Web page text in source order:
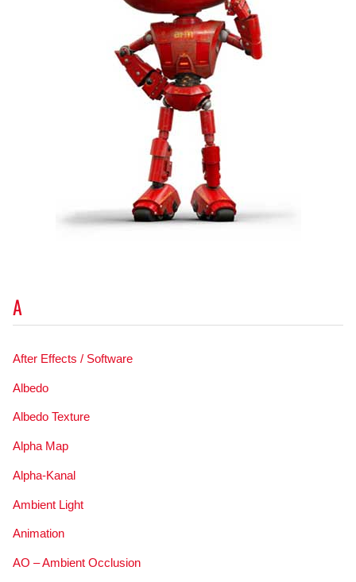
A
After Effects / Software
Albedo
Albedo Texture
Alpha Map
Alpha-Kanal
Ambient Light
Animation
AO – Ambient Occlusion